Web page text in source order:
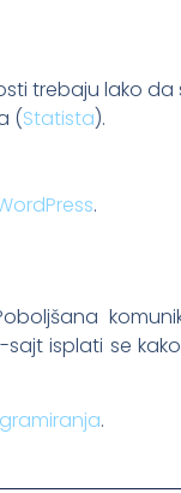
trebaju lako da
(Statista).
.
isplati se
.